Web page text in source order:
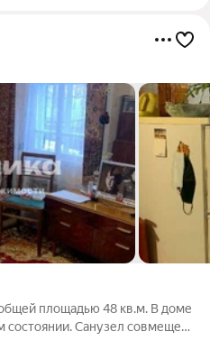
площадью 48 кв.м. В доме
Санузел совмещен.